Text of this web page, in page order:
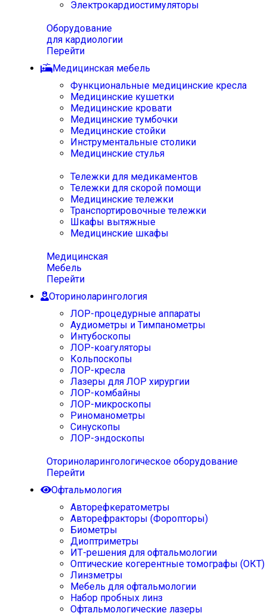
Электрокардиостимуляторы
Оборудование
для кардиологии
Перейти
Медицинская мебель
Функциональные медицинские кресла
Медицинские кушетки
Медицинские кровати
Медицинские тумбочки
Медицинские стойки
Инструментальные столики
Медицинские стулья
Тележки для медикаментов
Тележки для скорой помощи
Медицинские тележки
Транспортировочные тележки
Шкафы вытяжные
Медицинские шкафы
Медицинская
Мебель
Перейти
Оториноларингология
ЛОР-процедурные аппараты
Аудиометры и Тимпанометры
Интубоскопы
ЛОР-коагуляторы
Кольпоскопы
ЛОР-кресла
Лазеры для ЛОР хирургии
ЛОР-комбайны
ЛОР-микроскопы
Риноманометры
Синускопы
ЛОР-эндоскопы
Оториноларингологическое оборудование
Перейти
Офтальмология
Авторефкератометры
Авторефракторы (Форопторы)
Биометры
Диоптриметры
ИТ-решения для офтальмологии
Оптические когерентные томографы (ОКТ)
Линзметры
Мебель для офтальмологии
Набор пробных линз
Офтальмологические лазеры